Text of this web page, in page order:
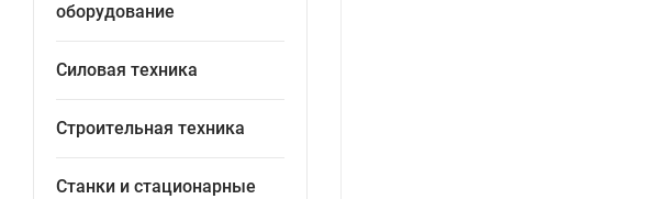
оборудование
Силовая техника
Строительная техника
Станки и стационарные